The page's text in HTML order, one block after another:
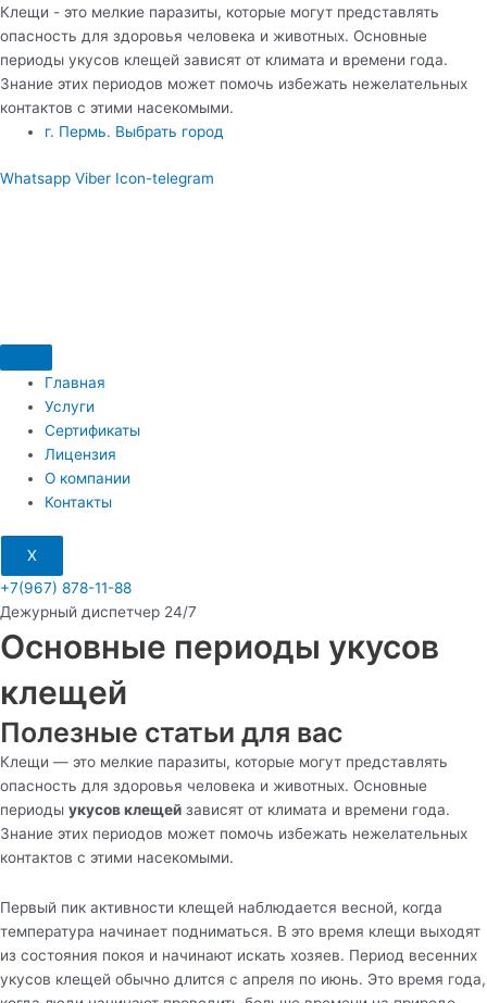
Клещи - это мелкие паразиты, которые могут представлять
опасность для здоровья человека и животных. Основные
периоды укусов клещей зависят от климата и времени года.
Знание этих периодов может помочь избежать нежелательных
контактов с этими насекомыми.
​г. Пермь. Выбрать город
Whatsapp Viber Icon-telegram
Главная
Услуги
Сертификаты
Лицензия
О компании
Контакты
X
+7(967) 878-11-88
Дежурный диспетчер 24/7
Основные периоды укусов
клещей
Полезные статьи для вас
Клещи — это мелкие паразиты, которые могут представлять
опасность для здоровья человека и животных. Основные
периоды укусов клещей зависят от климата и времени года.
Знание этих периодов может помочь избежать нежелательных
контактов с этими насекомыми.
Первый пик активности клещей наблюдается весной, когда
температура начинает подниматься. В это время клещи выходят
из состояния покоя и начинают искать хозяев. Период весенних
укусов клещей обычно длится с апреля по июнь. Это время года,